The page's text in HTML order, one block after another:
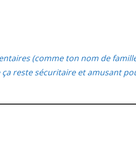
(comme ton nom de
reste sécuritaire et amusant